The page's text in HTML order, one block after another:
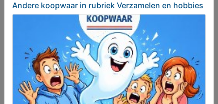
Vintage ambulance jaren 50
Andere koopwaar in rubriek Verzamelen en hobbies